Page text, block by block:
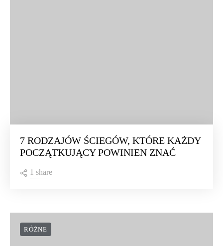
7 RODZAJÓW ŚCIEGÓW, KTÓRE KAŻDY
POCZĄTKUJĄCY POWINIEN ZNAĆ
1 share
RÓŻNE